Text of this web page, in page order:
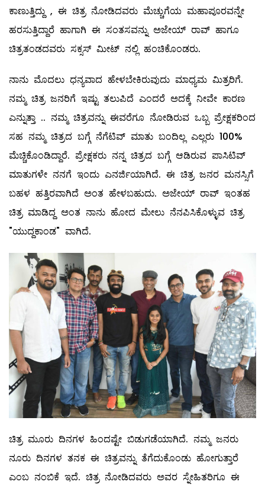
ಕಾಣುತ್ತಿದ್ದು , ಈ ಚಿತ್ರ ನೋಡಿದವರು ಮೆಚ್ಚುಗೆಯ ಮಹಾಪೂರವನ್ನೇ
ಹರಸುತ್ತಿದ್ದಾರೆ ಹಾಗಾಗಿ ಈ ಸಂತಸವನ್ನು ಅಜೇಯ್ ರಾವ್ ಹಾಗೂ
ಚಿತ್ರತಂಡದವರು ಸಕ್ಸಸ್ ಮೀಟ್ ನಲ್ಲಿ ಹಂಚಿಕೊಂಡರು.
ನಾನು ಮೊದಲು ಧನ್ಯವಾದ ಹೇಳಬೇಕಿರುವುದು ಮಾಧ್ಯಮ ಮಿತ್ರರಿಗೆ.
ನಮ್ಮ ಚಿತ್ರ ಜನರಿಗೆ ಇಷ್ಟು ತಲುಪಿದೆ ಎಂದರೆ ಅದಕ್ಕೆ ನೀವೇ ಕಾರಣ
ಎನ್ನುತ್ತಾ .. ನಮ್ಮ ಚಿತ್ರವನ್ನು ಈವರೆಗೂ ನೋಡಿರುವ ಒಬ್ಬ ಪ್ರೇಕ್ಷಕರಿಂದ
ಸಹ ನಮ್ಮ ಚಿತ್ರದ ಬಗ್ಗೆ ನೆಗೆಟಿವ್ ಮಾತು ಬಂದಿಲ್ಲ ಎಲ್ಲರು 100%
ಮೆಚ್ಚಿಕೊಂಡಿದ್ದಾರೆ. ಪ್ರೇಕ್ಷಕರು ನನ್ನ ಚಿತ್ರದ ಬಗ್ಗೆ ಆಡಿರುವ ಪಾಸಿಟಿವ್
ಮಾತುಗಳೇ ನನಗೆ ಇಂದು ಎನರ್ಜಿಯಾಗಿದೆ. ಈ ಚಿತ್ರ ಜನರ ಮನಸ್ಸಿಗೆ
ಬಹಳ ಹತ್ತಿರವಾಗಿದೆ ಅಂತ ಹೇಳಬಹುದು. ಅಜೇಯ್ ರಾವ್ ಇಂತಹ
ಚಿತ್ರ ಮಾಡಿದ್ದ ಅಂತ ನಾನು ಹೋದ ಮೇಲು ನೆನಪಿಸಿಕೊಳ್ಳುವ ಚಿತ್ರ
"ಯುದ್ದಕಾಂಡ" ವಾಗಿದೆ.
ಚಿತ್ರ ಮೂರು‌ ದಿನಗಳ ಹಿಂದಷ್ಟೇ ಬಿಡುಗಡೆಯಾಗಿದೆ. ನಮ್ಮ ಜನರು
ನೂರು ದಿನಗಳ ತನಕ ಈ ಚಿತ್ರವನ್ನು ತೆಗೆದುಕೊಂಡು ಹೋಗುತ್ತಾರೆ
ಎಂಬ ನಂಬಿಕೆ ಇದೆ. ಚಿತ್ರ ನೋಡಿದವರು ಅವರ ಸ್ನೇಹಿತರಿಗೂ ಈ